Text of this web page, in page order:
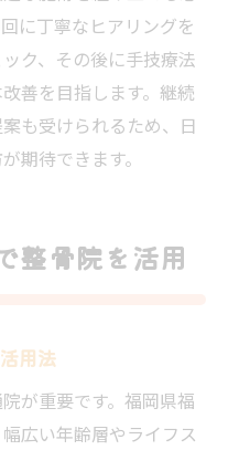
に丁寧なヒアリングを
ク、その後に手技療法
善を目指します。継続
も受けられるため、日
期待できます。
整骨院を活用
用法
が重要です。福岡県福
広い年齢層やライフス